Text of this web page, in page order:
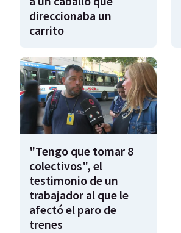
direccionaba un
carrito
"Tengo que tomar 8
colectivos", el
testimonio de un
trabajador al que le
afectó el paro de
trenes